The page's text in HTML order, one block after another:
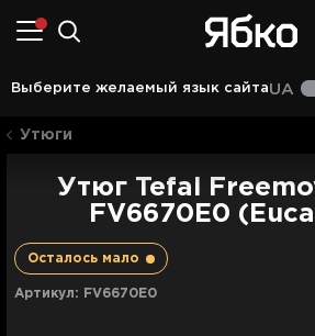
Выберите желаемый язык сайтаUA
Описание Характеристики
Утюги
Утюг Tefal
FV6670E0
Осталось мало
Артикул: FV6670E0